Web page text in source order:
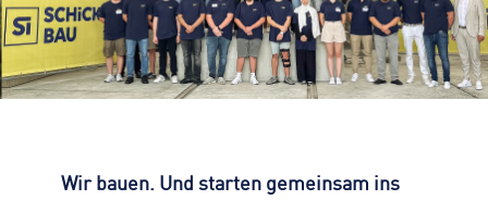
Straßenreinigung
Turmdrehkran
Baumaschinen
Zahlen, Daten, Fakten
Standorte
Geschichte
Nachhaltigkeit
KONTAKT
Impressum
Datenschutz
Hinweisgeber
Wir bauen. Und starten gemeinsam ins